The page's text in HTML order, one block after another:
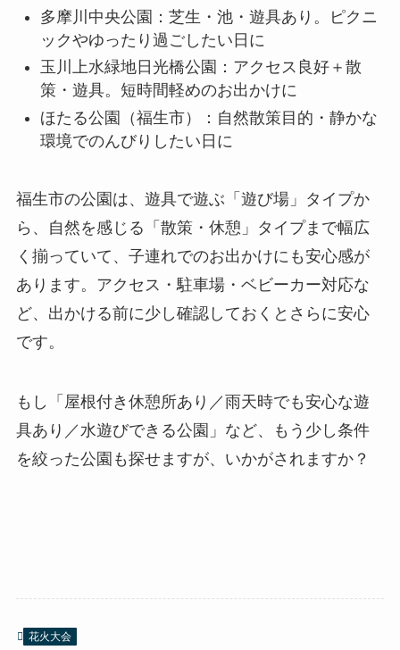
多摩川中央公園：芝生・池・遊具あり。ピクニ
ックやゆったり過ごしたい日に
玉川上水緑地日光橋公園：アクセス良好＋散
策・遊具。短時間軽めのお出かけに
ほたる公園（福生市）：自然散策目的・静かな
環境でのんびりしたい日に
福生市の公園は、遊具で遊ぶ「遊び場」タイプか
ら、自然を感じる「散策・休憩」タイプまで幅広
く揃っていて、子連れでのお出かけにも安心感が
あります。アクセス・駐車場・ベビーカー対応な
ど、出かける前に少し確認しておくとさらに安心
です。
もし「屋根付き休憩所あり／雨天時でも安心な遊
具あり／水遊びできる公園」など、もう少し条件
を絞った公園も探せますが、いかがされますか？
花火大会